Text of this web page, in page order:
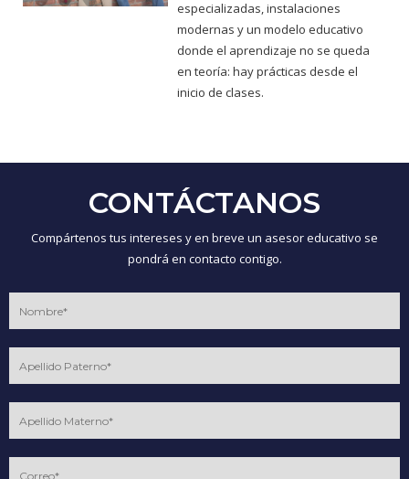
especializadas, instalaciones
modernas y un modelo educativo
donde el aprendizaje no se queda
en teoría: hay prácticas desde el
inicio de clases.
CONTÁCTANOS
Compártenos tus intereses y en breve un asesor educativo se
pondrá en contacto contigo.